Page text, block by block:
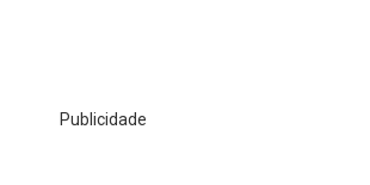
Publicidade